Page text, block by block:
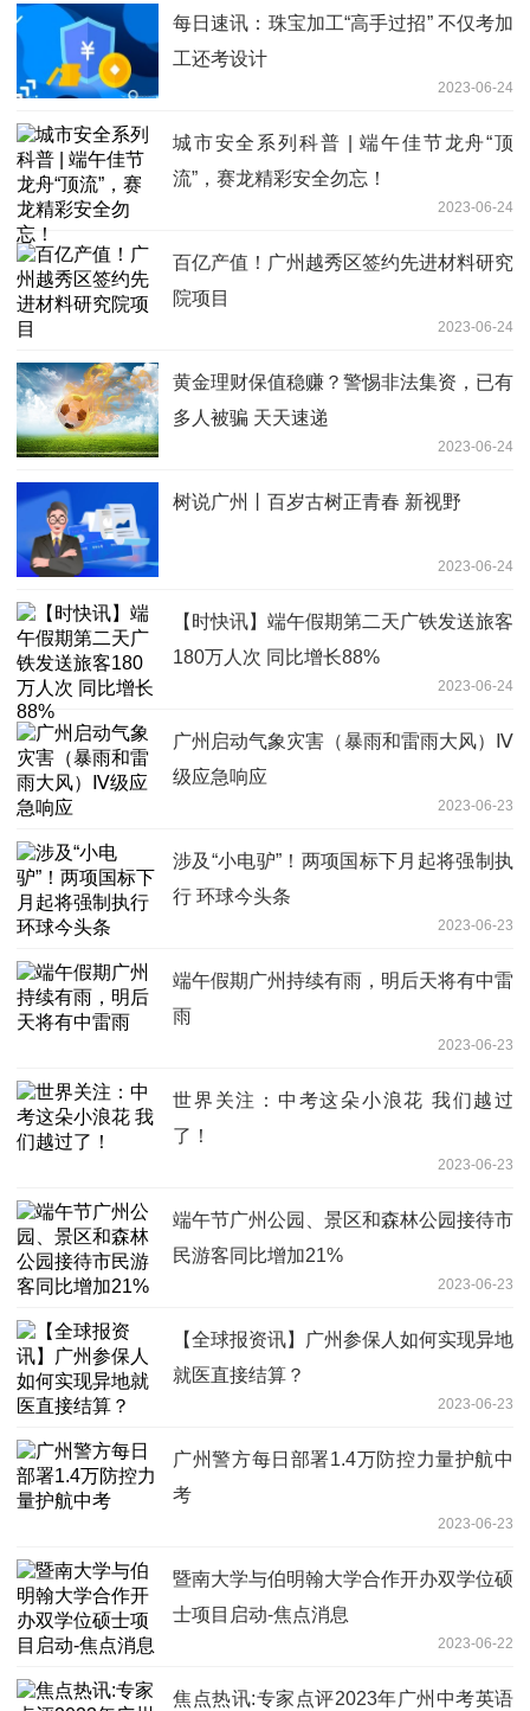
每日速讯：珠宝加工“高手过招” 不仅考加
工还考设计
2023-06-24
城市安全系列科普 | 端午佳节龙舟“顶
流”，赛龙精彩安全勿忘！
2023-06-24
百亿产值！广州越秀区签约先进材料研究
院项目
2023-06-24
黄金理财保值稳赚？警惕非法集资，已有
多人被骗 天天速递
2023-06-24
树说广州丨百岁古树正青春 新视野
2023-06-24
【时快讯】端午假期第二天广铁发送旅客
180万人次 同比增长88%
2023-06-24
广州启动气象灾害（暴雨和雷雨大风）Ⅳ
级应急响应
2023-06-23
涉及“小电驴”！两项国标下月起将强制执
行 环球今头条
2023-06-23
端午假期广州持续有雨，明后天将有中雷
雨
2023-06-23
世界关注：中考这朵小浪花 我们越过
了！
2023-06-23
端午节广州公园、景区和森林公园接待市
民游客同比增加21%
2023-06-23
【全球报资讯】广州参保人如何实现异地
就医直接结算？
2023-06-23
广州警方每日部署1.4万防控力量护航中
考
2023-06-23
暨南大学与伯明翰大学合作开办双学位硕
士项目启动-焦点消息
2023-06-22
焦点热讯:专家点评2023年广州中考英语